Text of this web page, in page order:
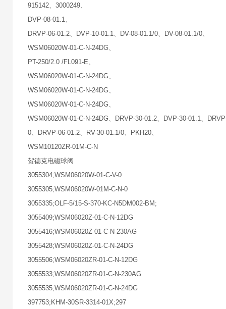
915142、3000249、
DVP-08-01.1、
DRVP-06-01.2、DVP-10-01.1、DV-08-01.1/0、DV-08-01.1/0、
WSM06020W-01-C-N-24DG、
PT-250/2.0 /FL091-E、
WSM06020W-01-C-N-24DG、
WSM06020W-01-C-N-24DG、
WSM06020W-01-C-N-24DG、
WSM06020W-01-C-N-24DG、DRVP-30-01.2、DVP-30-01.1、
0、DRVP-06-01.2、RV-30-01.1/0、PKH20、
WSM10120ZR-01M-C-N
贺德克电磁球阀
3055304;WSM06020W-01-C-V-0
3055305;WSM06020W-01M-C-N-0
3055335;OLF-5/15-S-370-KC-N5DM002-BM;
3055409;WSM06020Z-01-C-N-12DG
3055416;WSM06020Z-01-C-N-230AG
3055428;WSM06020Z-01-C-N-24DG
3055506;WSM06020ZR-01-C-N-12DG
3055533;WSM06020ZR-01-C-N-230AG
3055535;WSM06020ZR-01-C-N-24DG
397753;KHM-30SR-3314-01X;297